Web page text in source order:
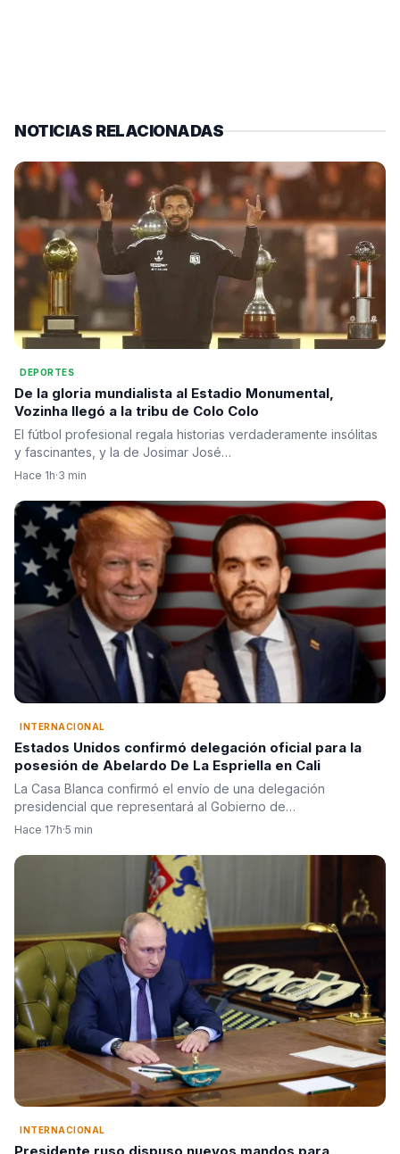
NOTICIAS RELACIONADAS
DEPORTES
De la gloria mundialista al Estadio Monumental,
Vozinha llegó a la tribu de Colo Colo
El fútbol profesional regala historias verdaderamente insólitas
y fascinantes, y la de Josimar José…
Hace 1h·3 min
INTERNACIONAL
Estados Unidos confirmó delegación oficial para la
posesión de Abelardo De La Espriella en Cali
La Casa Blanca confirmó el envío de una delegación
presidencial que representará al Gobierno de…
Hace 17h·5 min
INTERNACIONAL